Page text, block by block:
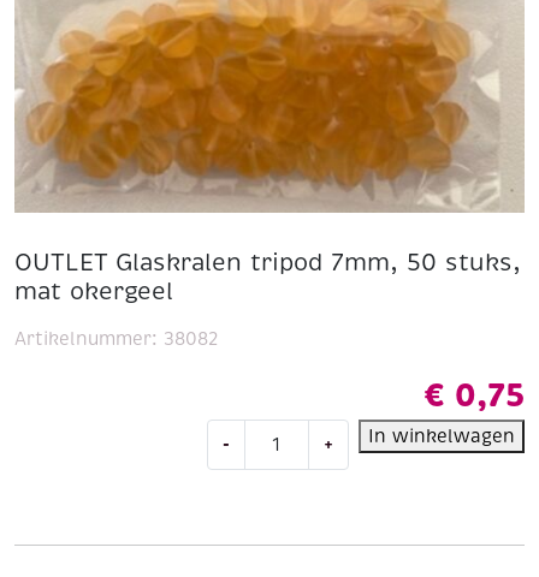
OUTLET Glaskralen tripod 7mm, 50 stuks,
mat okergeel
€ 0,75
-
Glaskralen
+ In winkelwagen
Artikelnummer: 38082